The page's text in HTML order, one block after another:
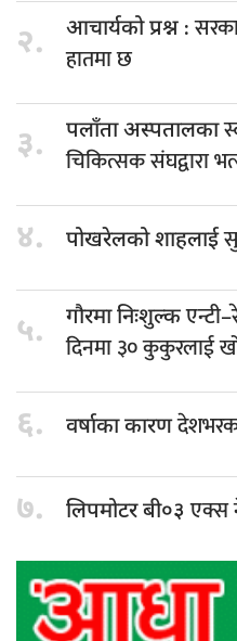
२. आचार्यको प्रश्न :
हातमा छ
३. पलाँता अस्पतालका
चिकित्सक संघद्वारा
४. पोखरेलको शाहलाई
५. गौरमा निःशुल्क
दिनमा ३० कुकुरलाई
६. वर्षाका कारण
७. लिपमोटर बी०३एक्स